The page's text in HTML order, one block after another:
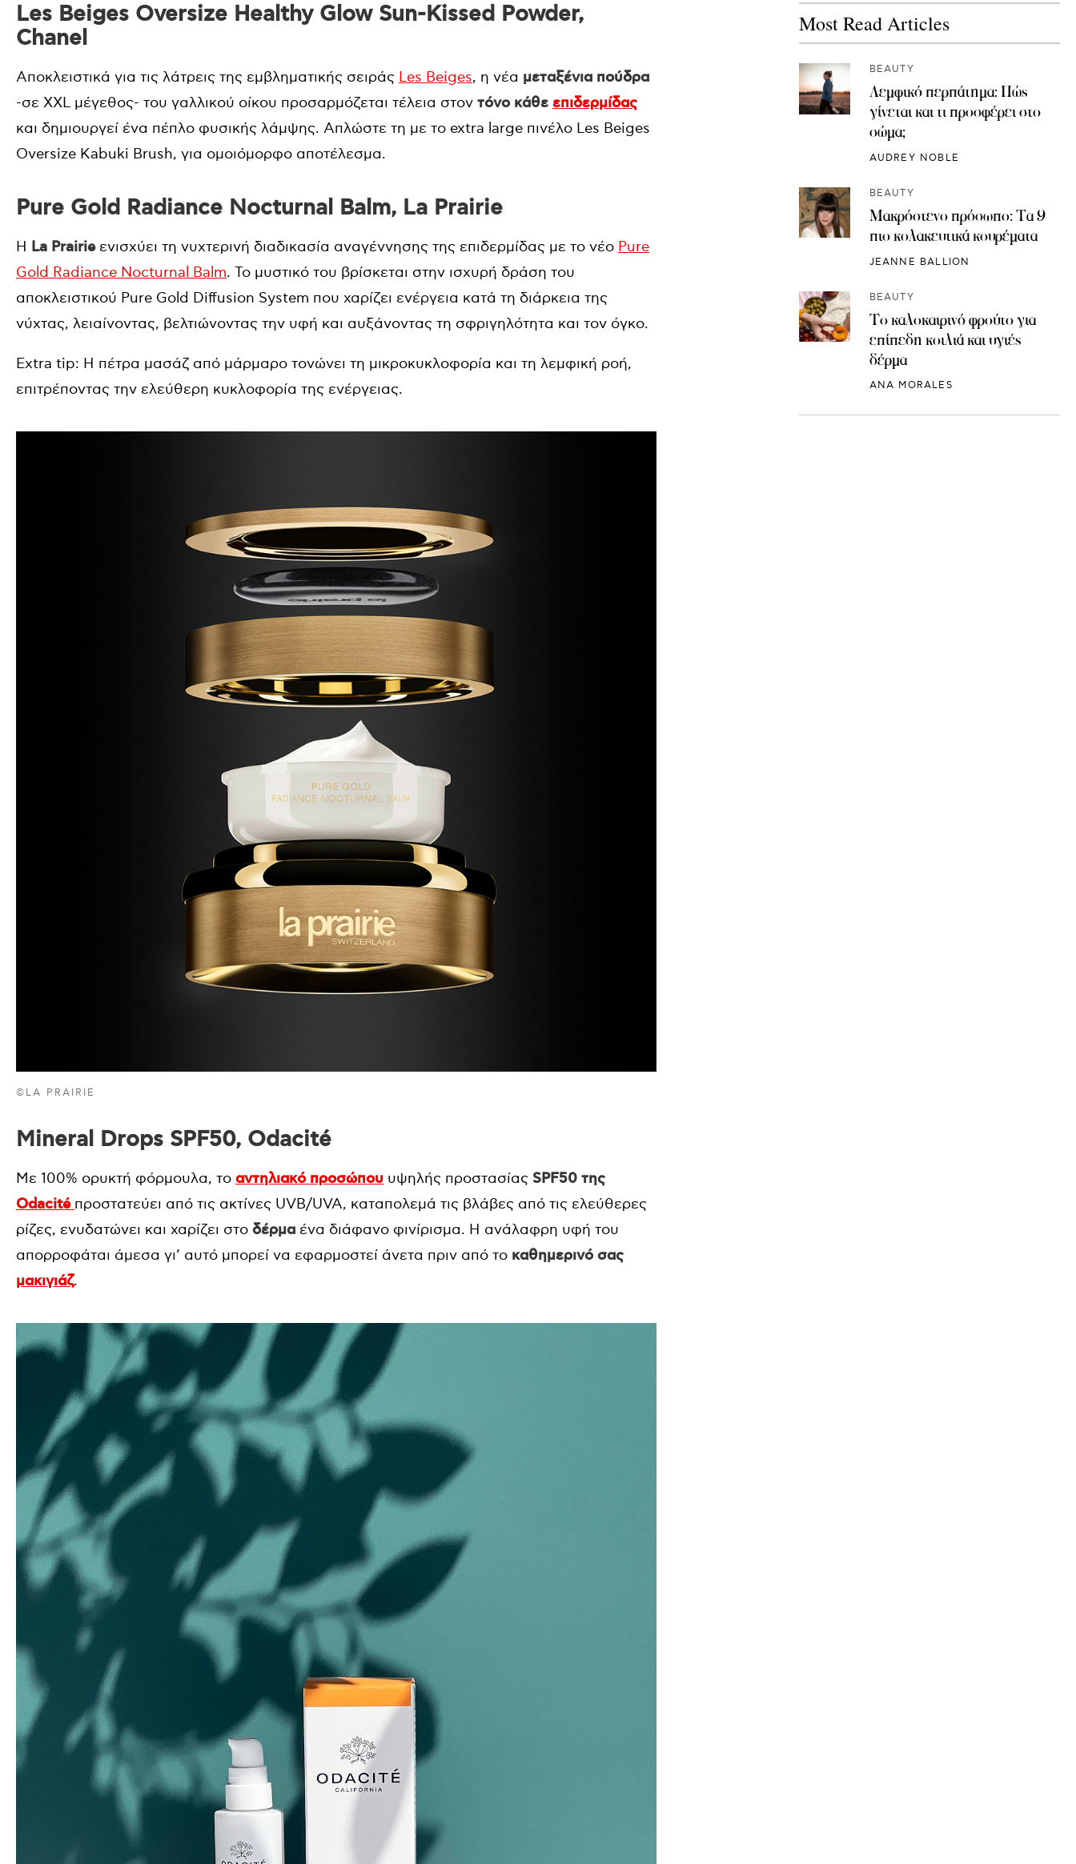
Les Beiges Oversize Healthy Glow Sun-Kissed Powder,
Chanel
Αποκλειστικά για τις λάτρεις της εμβληματικής σειράς Les Beiges, η νέα μεταξένια πούδρα
-σε XXL μέγεθος- του γαλλικού οίκου προσαρμόζεται τέλεια στον τόνο κάθε επιδερμίδας
και δημιουργεί ένα πέπλο φυσικής λάμψης. Απλώστε τη με το extra large πινέλο Les Beiges
Oversize Kabuki Brush, για ομοιόμορφο αποτέλεσμα.
Pure Gold Radiance Nocturnal Balm, La Prairie
Η La Prairieενισχύει τη νυχτερινή διαδικασία αναγέννησης της επιδερμίδας με το νέο Pure
Gold Radiance Nocturnal Balm. Το μυστικό του βρίσκεται στην ισχυρή δράση του
αποκλειστικού Pure Gold Diffusion System που χαρίζει ενέργεια κατά τη διάρκεια της
νύχτας, λειαίνοντας, βελτιώνοντας την υφή και αυξάνοντας τη σφριγηλότητα και τον όγκο.
Extra tip: H πέτρα μασάζ από μάρμαρο τονώνει τη μικροκυκλοφορία και τη λεμφική ροή,
επιτρέποντας την ελεύθερη κυκλοφορία της ενέργειας.
©LA PRAIRIE
Mineral Drops SPF50, Odacité
Με 100% ορυκτή φόρμουλα, το αντηλιακό προσώπου υψηλής προστασίας SPF50 της
Odacité προστατεύει από τις ακτίνες UVB/UVA, καταπολεμά τις βλάβες από τις ελεύθερες
ρίζες, ενυδατώνει και χαρίζει στο δέρμα ένα διάφανο φινίρισμα. Η ανάλαφρη υφή του
απορροφάται άμεσα γι’ αυτό μπορεί να εφαρμοστεί άνετα πριν από το καθημερινό σας
μακιγιάζ.
Most Read Articles
BEAUTY
Λεμφικό περπάτημα: Πώς
γίνεται και τι προσφέρει στο
σώμα;
AUDREY NOBLE
BEAUTY
Μακρόστενο πρόσωπο: Τα 9
πιο κολακευτικά κουρέματα
JEANNE BALLION
BEAUTY
Το καλοκαιρινό φρούτο για
επίπεδη κοιλιά και υγιές
δέρμα
ANA MORALES